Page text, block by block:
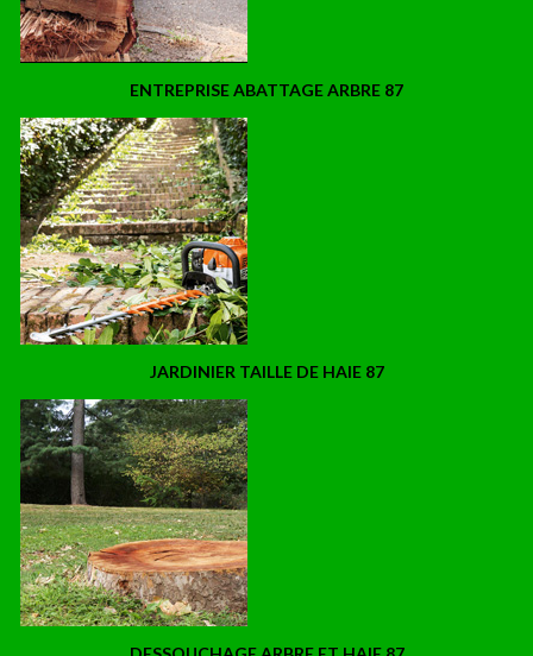
ENTREPRISE ABATTAGE ARBRE 87
JARDINIER TAILLE DE HAIE 87